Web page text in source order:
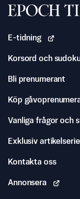
Svenska
E-tidning
Korsord och
Bli prenumerant
Köp
Vanliga frågor och
Exklusiv artikelserie
Kontakta oss
Annonsera